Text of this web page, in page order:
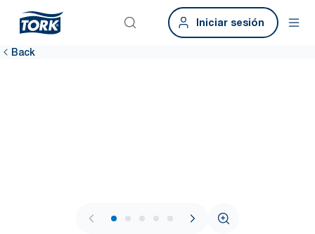
Iniciar sesión
Back
1 / 8